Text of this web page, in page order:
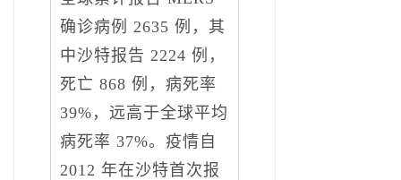
确诊病例 2635 例，其
中沙特报告 2224 例，
死亡 868 例，病死率
39%，远高于全球平均
病死率 37%。疫情自
2012 年在沙特首次报